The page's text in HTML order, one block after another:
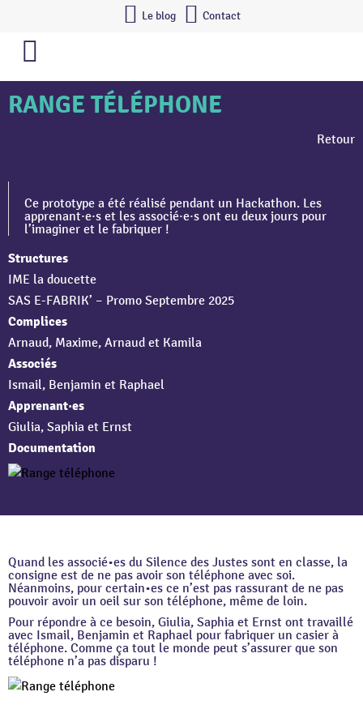
Le blog Contact
RANGE TÉLÉPHONE
Retour
Ce prototype a été réalisé pendant un Hackathon. Les
apprenant·e·s et les associé·e·s ont eu deux jours pour
l’imaginer et le fabriquer !
Structures
IME la doucette
SAS E-FABRIK’ – Promo Septembre 2025
Complices
Arnaud, Maxime, Arnaud et Kamila
Associés
Ismail, Benjamin et Raphael
Apprenant·es
Giulia, Saphia et Ernst
Documentation
Quand les associé•es du Silence des Justes sont en classe, la
consigne est de ne pas avoir son téléphone avec soi.
Néanmoins, pour certain•es ce n’est pas rassurant de ne pas
pouvoir avoir un oeil sur son téléphone, même de loin.
Pour répondre à ce besoin, Giulia, Saphia et Ernst ont travaillé
avec Ismail, Benjamin et Raphael pour fabriquer un casier à
téléphone. Comme ça tout le monde peut s’assurer que son
téléphone n’a pas disparu !